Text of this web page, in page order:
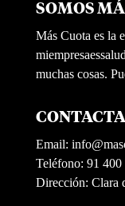
SOMOS
Más Cuota es la
muchas cosas.
Email:
Teléfono: 91 400
Dirección: Clara